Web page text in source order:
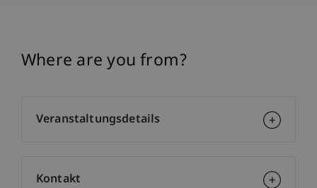
Where are you from?
Veranstaltungsdetails
Kontakt